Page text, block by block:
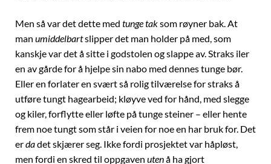
Men så var det dette med tunge taksom røyner bak. At
man umiddelbartslipper det man holder på med, som
kanskje var det å sitte i godstolen og slappe av. Straks iler
en av gårde for å hjelpe sin nabo med dennes tunge bør.
Eller en forlater en svært så rolig tilværelse for straks å
utføre tungt hagearbeid; kløyve ved for hånd, med slegge
og kiler, forflytte eller løfte på tunge steiner – eller hente
frem noe tungt som står i veien for noe en har bruk for. Det
erdadet skjærer seg. Ikke fordi prosjektet var håpløst,
men fordi en skred til oppgaven utenå ha gjort